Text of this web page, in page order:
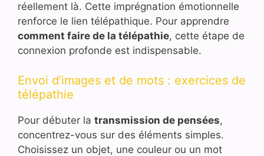
réellement là. Cette imprégnation émotionnelle
renforce le lien télépathique. Pour apprendre
comment faire de la télépathie, cette étape de
connexion profonde est indispensable.
Envoi d’images et de mots : exercices de
télépathie
Pour débuter la transmission de pensées,
concentrez-vous sur des éléments simples.
Choisissez un objet, une couleur ou un mot